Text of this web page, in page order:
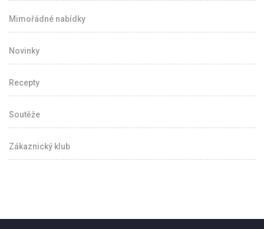
Mimořádné nabídky
Novinky
Recepty
Soutěže
Zákaznický klub